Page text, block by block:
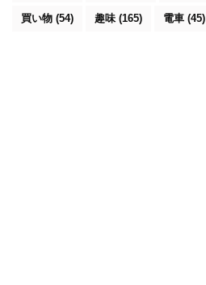
買い物 (54) 趣味(165) 電車 (45)